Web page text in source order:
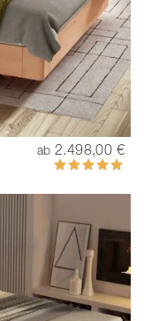
ab 2.498,00 €
Bewertung:
100%